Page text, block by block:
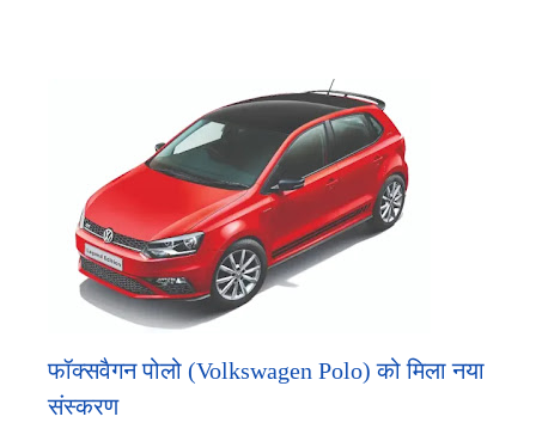
फॉक्सवैगन पोलो (Volkswagen Polo) को मिला नया
संस्करण